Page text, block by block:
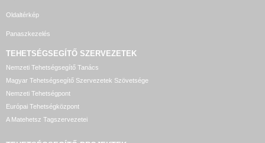
Oldaltérkép
Panaszkezelés
TEHETSÉGSEGÍTŐ SZERVEZETEK
Nemzeti Tehetségsegítő Tanács
Magyar Tehetségsegítő Szervezetek Szövetsége
Nemzeti Tehetségpont
Európai Tehetségközpont
A Matehetsz Tagszervezetei